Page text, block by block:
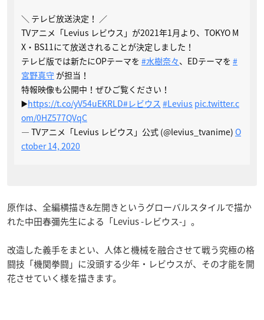
＼ テレビ放送決定！ ／
TVアニメ「Levius レビウス」が2021年1月より、TOKYO M
X・BS11にて放送されることが決定しました！
テレビ版では新たにOPテーマを #水樹奈々、EDテーマを #
宮野真守 が担当！
特報映像も公開中！ぜひご覧ください！
▶️https://t.co/yV54uEKRLD#レビウス #Levius pic.twitter.c
om/0HZ577QVqC
— TVアニメ「Levius レビウス」公式 (@levius_tvanime) O
ctober 14, 2020
原作は、全編横描き&左開きというグローバルスタイルで描か
れた中田春彌先生による「Levius -レビウス-」。
改造した義手をまとい、人体と機械を融合させて戦う究極の格
闘技「機関拳闘」に没頭する少年・レビウスが、その才能を開
花させていく様を描きます。